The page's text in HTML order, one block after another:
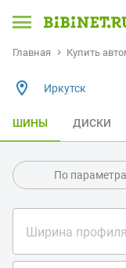
Главная Купить
Иркутск
ШИНЫ ДИСКИ
По
Ширина профиля